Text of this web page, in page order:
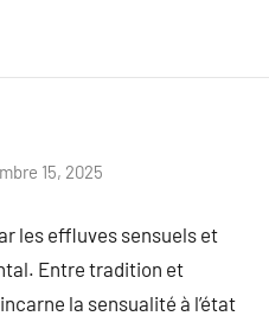
15, 2025
les effluves sensuels et
Entre tradition et
la sensualité à l’état